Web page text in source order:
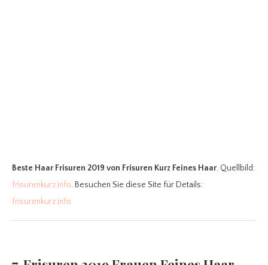
Beste Haar Frisuren 2019 von Frisuren Kurz Feines Haar. Quellbild:
frisurenkurz.info. Besuchen Sie diese Site für Details:
frisurenkurz.info